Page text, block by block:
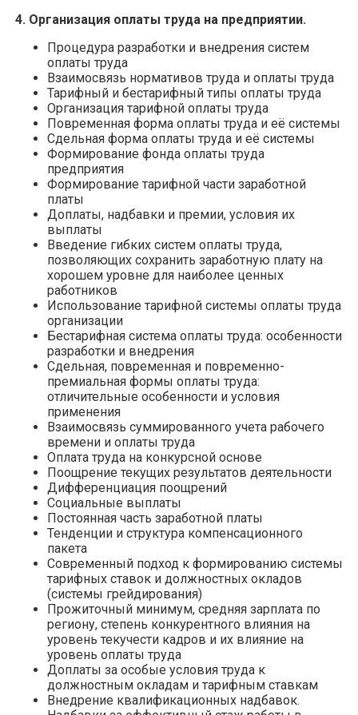
4. Организация оплаты труда на предприятии.
Процедура разработки и внедрения систем
оплаты труда
Взаимосвязь нормативов труда и оплаты труда
Тарифный и бестарифный типы оплаты труда
Организация тарифной оплаты труда
Повременная форма оплаты труда и её системы
Сдельная форма оплаты труда и её системы
Формирование фонда оплаты труда
предприятия
Формирование тарифной части заработной
платы
Доплаты, надбавки и премии, условия их
выплаты
Введение гибких систем оплаты труда,
позволяющих сохранить заработную плату на
хорошем уровне для наиболее ценных
работников
Использование тарифной системы оплаты труда
организации
Бестарифная система оплаты труда: особенности
разработки и внедрения
Сдельная, повременная и повременно-
премиальная формы оплаты труда:
отличительные особенности и условия
применения
Взаимосвязь суммированного учета рабочего
времени и оплаты труда
Оплата труда на конкурсной основе
Поощрение текущих результатов деятельности
Дифференциация поощрений
Социальные выплаты
Постоянная часть заработной платы
Тенденции и структура компенсационного
пакета
Современный подход к формированию системы
тарифных ставок и должностных окладов
(системы грейдирования)
Прожиточный минимум, средняя зарплата по
региону, степень конкурентного влияния на
уровень текучести кадров и их влияние на
уровень оплаты труда
Доплаты за особые условия труда к
должностным окладам и тарифным ставкам
Внедрение квалификационных надбавок.